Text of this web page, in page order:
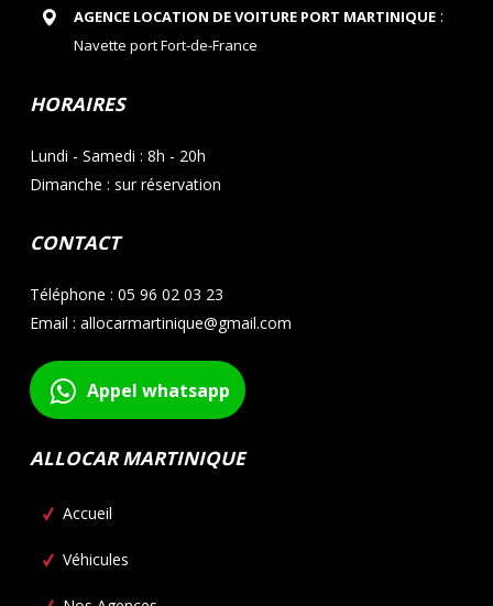
AGENCE LOCATION DE VOITURE PORT MARTINIQUE:
Navette port Fort-de-France
HORAIRES
Lundi - Samedi : 8h - 20h
Dimanche : sur réservation
CONTACT
Téléphone : 05 96 02 03 23
Email : allocarmartinique@gmail.com
Appel whatsapp
ALLOCAR MARTINIQUE
Accueil
Véhicules